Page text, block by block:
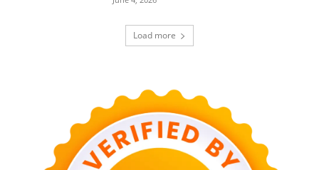
Load more